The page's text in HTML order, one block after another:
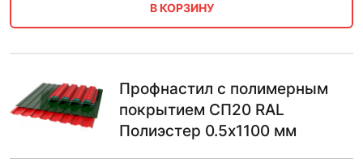
В КОРЗИНУ
Профнастил с полимерным
покрытием СП20 RAL
Полиэстер 0.5х1100 мм